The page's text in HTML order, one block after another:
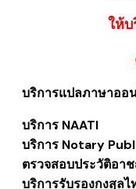
ให้
บริการแปลภาษาออ
บริการ NAATI
บริการ Notary
ตรวจสอบประวัติอา
บริการรับรองกงสุลไ